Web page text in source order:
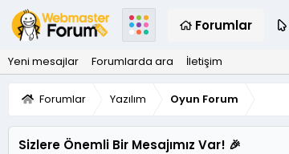
Forumlar
Yeni mesajlar Forumlarda ara İletişim
Forumlar Yazılım Oyun Forum
Sizlere Önemli Bir Mesajımız Var! 🎉